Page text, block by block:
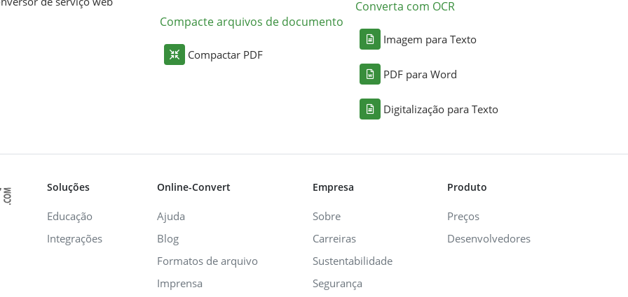
Compacte arquivos de documento
Compactar PDF
Converta com OCR
Imagem para Texto
PDF para Word
Digitalização para Texto
Soluções
Educação
Integrações
Online-Convert
Ajuda
Blog
Formatos de arquivo
Imprensa
Empresa
Sobre
Carreiras
Sustentabilidade
Segurança
Produto
Preços
Desenvolvedores